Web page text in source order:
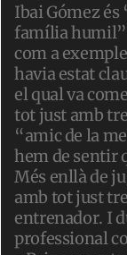
Ibai Gómez és
família humil”
com a
havia estat
el qual va
tot just amb
“amic de la
hem de sentir
Més enllà de
amb tot just
entrenador. I
professional